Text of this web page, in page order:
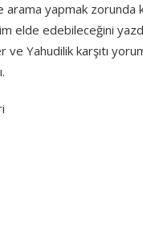
arama yapmak zorunda
elde edebileceğini
ve Yahudilik karşıtı